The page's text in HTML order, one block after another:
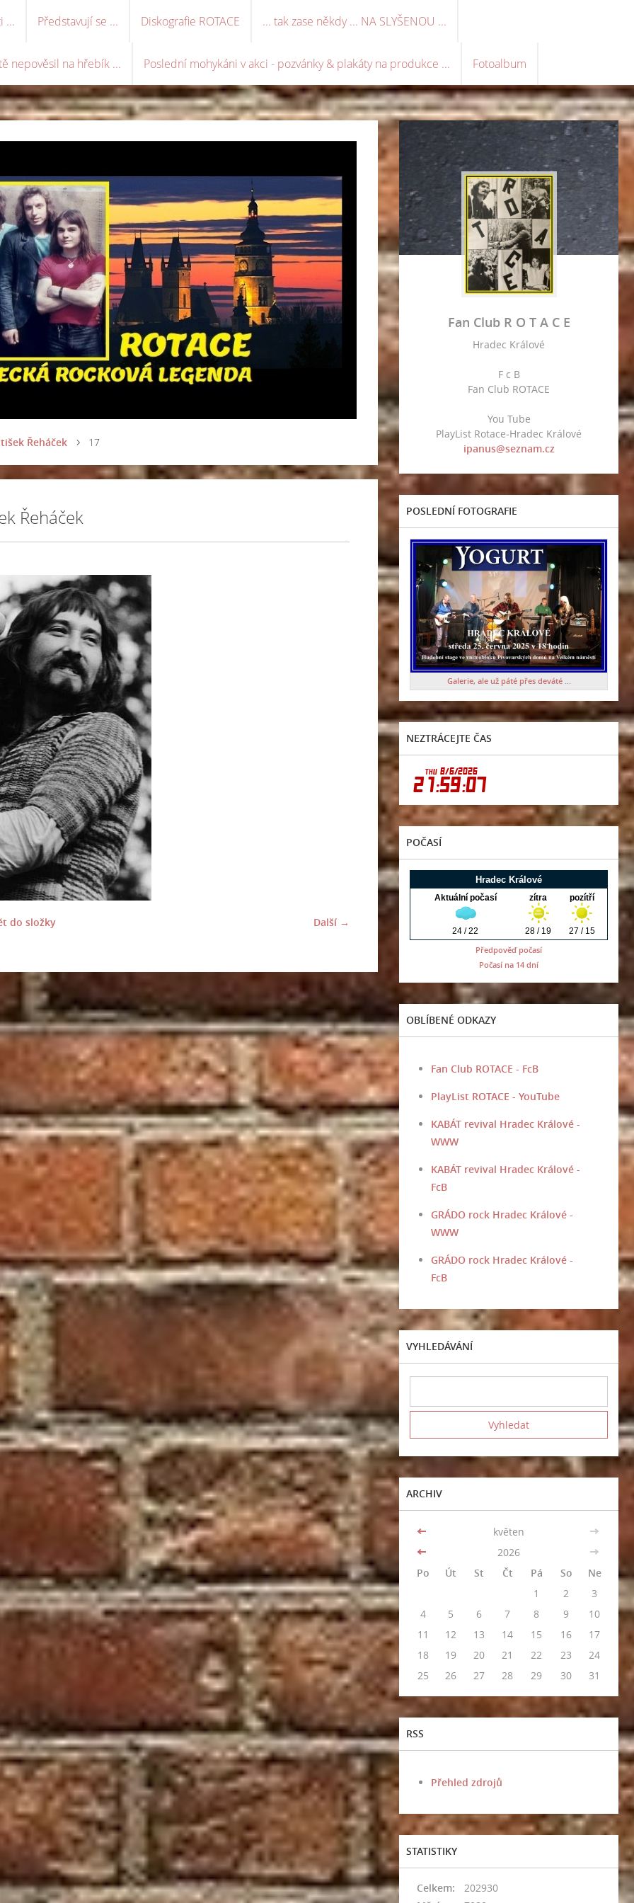
... Představují se ... Diskografie ROTACE ... tak zase někdy ... NA SLYŠENOU ...
nepověsil na hřebík ... Poslední mohykáni v akci - pozvánky & plakáty na produkce ... Fotoalbum
Řeháček 17
Řeháček
Další →
do složky
Fan Club R O T A C E
Hradec Králové
F c B
Fan Club ROTACE
You Tube
PlayList Rotace-Hradec Králové
ipanus@seznam.cz
POSLEDNÍ FOTOGRAFIE
Galerie, ale už páté přes deváté ...
NEZTRÁCEJTE ČAS
POČASÍ
Předpověď počasí
Počasí na 14 dní
OBLÍBENÉ ODKAZY
Fan Club ROTACE - FcB
PlayList ROTACE - YouTube
KABÁT revival Hradec Králové -
WWW
KABÁT revival Hradec Králové -
FcB
GRÁDO rock Hradec Králové -
WWW
GRÁDO rock Hradec Králové -
FcB
VYHLEDÁVÁNÍ
ARCHIV
<< květen
>>
<<
2026
>>
Po
Út St Čt Pá So
Ne
1
2
3
4
5 6 7 8 9
10
11
12 13 14 15 16
17
18
19 20 21 22 23
24
25
26 27 28 29 30 31
RSS
Přehled zdrojů
STATISTIKY
Celkem:
202930